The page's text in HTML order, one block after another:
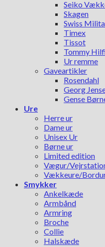
Seiko
Skagen
Swiss
Timex
Tissot
Tommy
Ur remme
Gaveartikler
Rosendahl
Georg
Gense
Ure
Herre ur
Dame ur
Unisex Ur
Børne ur
Limited edition
Vægur/
Vækkeure/
Smykker
Ankelkæde
Armbånd
Armring
Broche
Collie
Halskæde